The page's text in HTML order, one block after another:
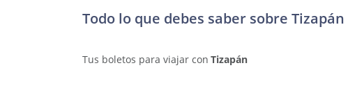
Todo lo que debes saber sobre Tizapán
Tus boletos para viajar con Tizapán